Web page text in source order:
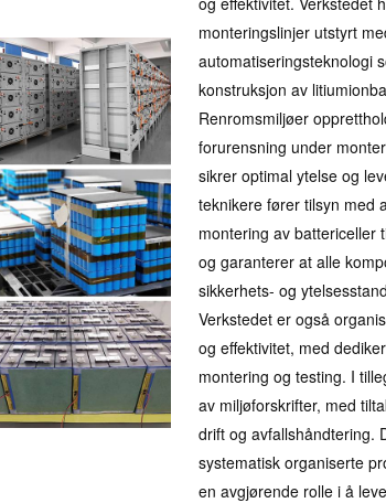
monteringslinjer utstyrt
automatiseringsteknologi
konstruksjon av
Renromsmiljøer
forurensning under
sikrer optimal ytelse og
teknikere fører tilsyn med
montering av battericeller
og garanterer at alle
sikkerhets- og
Verkstedet er også
og effektivitet, med
montering og testing. I
av miljøforskrifter, med
drift og avfallshåndtering.
systematisk organiserte
en avgjørende rolle i å